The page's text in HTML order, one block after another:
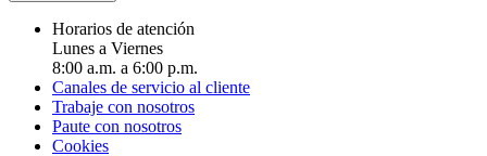
Horarios de atención
Lunes a Viernes
8:00 a.m. a 6:00 p.m.
Canales de servicio al cliente
Trabaje con nosotros
Paute con nosotros
Cookies